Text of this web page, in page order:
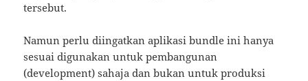
tersebut.
Namun perlu diingatkan aplikasi bundle ini hanya
sesuai digunakan untuk pembangunan
(development) sahaja dan bukan untuk produksi